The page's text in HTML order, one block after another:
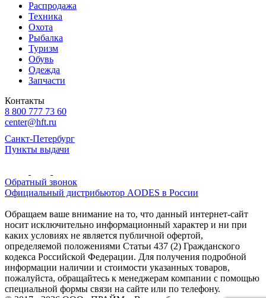
Распродажа
Техника
Охота
Рыбалка
Туризм
Обувь
Одежда
Запчасти
Контакты
8 800 777 73 60
center@hft.ru
Санкт-Петербург
Пункты выдачи
Обратный звонок
Официальный дистрибьютор AODES в России
Обращаем ваше внимание на то, что данный интернет-сайт
носит исключительно информационный характер и ни при
каких условиях не является публичной офертой,
определяемой положениями Статьи 437 (2) Гражданского
кодекса Российской Федерации. Для получения подробной
информации наличии и стоимости указанных товаров,
пожалуйста, обращайтесь к менеджерам компании с помощью
специальной формы связи на сайте или по телефону.